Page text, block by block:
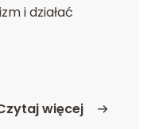
i działać
więcej
Charakterystyka